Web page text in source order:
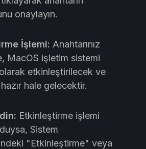
onaylayın.
İşlemi: Anahtarınız
MacOS işletim sistemi
etkinleştirilecek ve
hale gelecektir.
Etkinleştirme işlemi
Sistem
"Etkinleştirme" veya